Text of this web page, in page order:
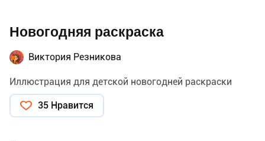
Новогодняя раскраска
Виктория Резникова
Иллюстрация для детской новогодней раскраски
35 Нравится